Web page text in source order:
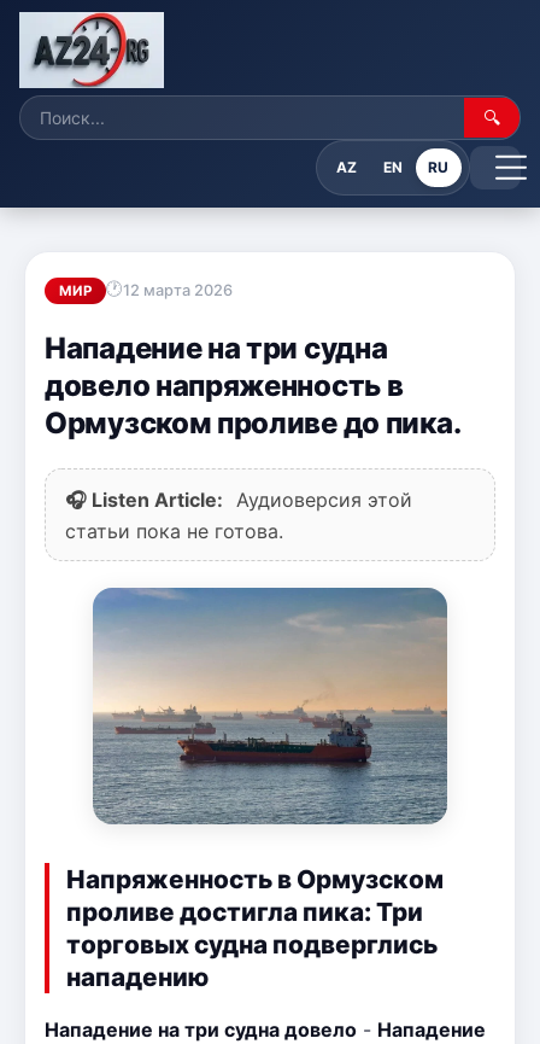
🔍
AZ EN RU
МИР 12 марта 2026
Нападение на три судна
довело напряженность в
Ормузском проливе до пика.
🎧 Listen Article:
Аудиоверсия этой
статьи пока не готова.
Напряженность в Ормузском
проливе достигла пика: Три
торговых судна подверглись
нападению
Нападение на три судна довело - Нападение